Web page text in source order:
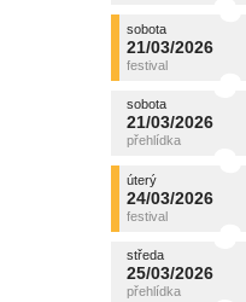
sobota
21/03/2026
sobota
21/03/2026
sobota
21/03/2026
sobota
21/03/2026
úterý
24/03/2026
úterý
24/03/2026
středa
25/03/2026
středa
25/03/2026